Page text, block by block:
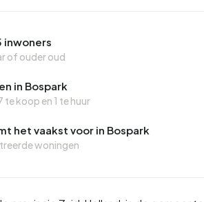
inwoners
of ouder oud
in Bospark
te koop en 1 te huur
het vaakst voor in Bospark
woningen